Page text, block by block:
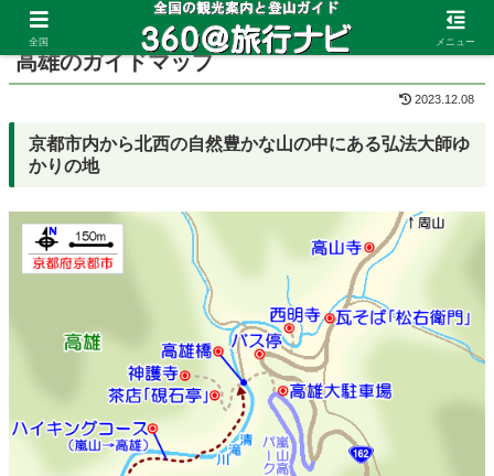
ホーム 京都府 高雄
高雄のガイドマップ
2023.12.08
京都市内から北西の自然豊かな山の中にある弘法大師ゆ
かりの地
全国 メニュー